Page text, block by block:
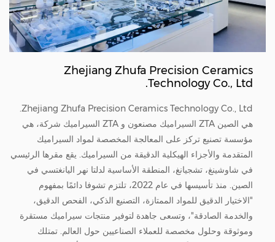
Zhejiang Zhufa Precision Ceramics
Technology Co., Ltd.
Zhejiang Zhufa Precision Ceramics Technology Co., Ltd.
هي الصين ZTA السيراميك مصنعون و ZTA السيراميك شركة
، هي
مؤسسة تصنيع تركز على المعالجة المخصصة لمواد السيراميك
المتقدمة والأجزاء الهيكلية الدقيقة من السيراميك. يقع مقرها الرئيسي
في شاوشينغ، تشجيانغ، المنطقة الأساسية لدلتا نهر اليانغتسي في
الصين. منذ تأسيسها في عام 2022، تلتزم تشوفا دائمًا بمفهوم
"الاختيار الدقيق للمواد الممتازة، التصنيع الذكي، الفحص الدقيق،
والخدمة الصادقة"، وتسعى جاهدة لتوفير منتجات سيراميك مستقرة
وموثوقة وحلول مخصصة للعملاء الصناعيين حول العالم. تمتلك